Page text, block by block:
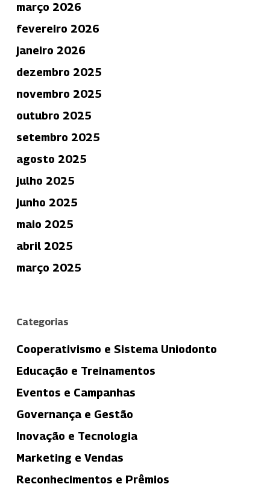
março 2026
fevereiro 2026
janeiro 2026
dezembro 2025
novembro 2025
outubro 2025
setembro 2025
agosto 2025
julho 2025
junho 2025
maio 2025
abril 2025
março 2025
Categorias
Cooperativismo e Sistema Uniodonto
Educação e Treinamentos
Eventos e Campanhas
Governança e Gestão
Inovação e Tecnologia
Marketing e Vendas
Reconhecimentos e Prêmios